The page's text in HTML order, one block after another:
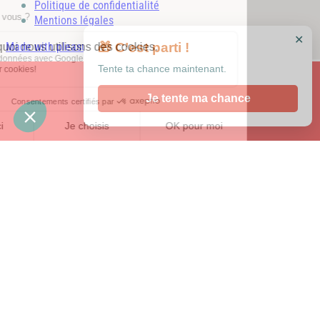
Politique de confidentialité
Mentions légales
Made with pleasure with
✕
🎁 C’est parti !
Tente ta chance maintenant.
Je tente ma chance